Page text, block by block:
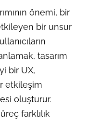
önemi, bir
bir unsur
tasarım
bir UX,
etkileşim
oluşturur.
farklılık